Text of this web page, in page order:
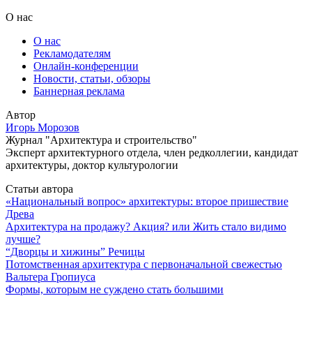
О нас
О нас
Рекламодателям
Онлайн-конференции
Новости, статьи, обзоры
Баннерная реклама
Автор
Игорь Морозов
Журнал "Архитектура и строительство"
Эксперт архитектурного отдела, член редколлегии, кандидат
архитектуры, доктор культурологии
Статьи автора
«Национальный вопрос» архитектуры: второе пришествие
Древа
Архитектура на продажу? Акция? или Жить стало видимо
лучше?
“Дворцы и хижины” Речицы
Потомственная архитектура с первоначальной свежестью
Вальтера Гропиуса
Формы, которым не суждено стать большими